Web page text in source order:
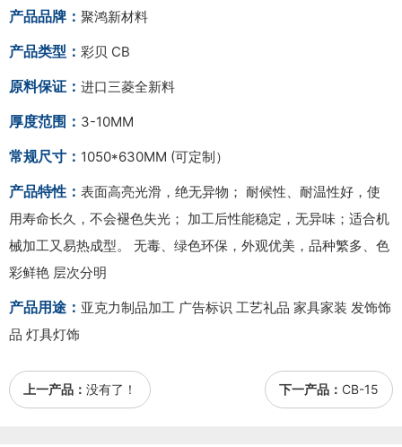
产品品牌： 聚鸿新材料
产品类型： 彩贝 CB
原料保证： 进口三菱全新料
厚度范围： 3-10MM
常规尺寸： 1050*630MM (可定制）
产品特性： 表面高亮光滑，绝无异物； 耐候性、耐温性好，使
用寿命长久，不会褪色失光； 加工后性能稳定，无异味；适合机
械加工又易热成型。 无毒、绿色环保，外观优美，品种繁多、色
彩鲜艳 层次分明
产品用途： 亚克力制品加工 广告标识 工艺礼品 家具家装 发饰饰
品 灯具灯饰
上一产品： 没有了！ 下一产品： CB-15